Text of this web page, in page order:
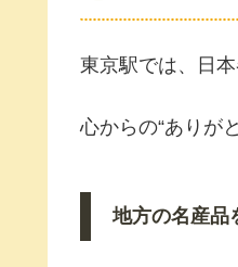
東京駅では、日
心からの“ありが
地方の名産品